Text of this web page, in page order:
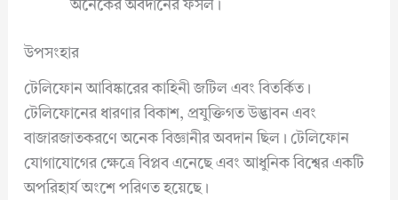
অনেকের অবদানের ফসল।
উপসংহার
টেলিফোন আবিষ্কারের কাহিনী জটিল এবং বিতর্কিত।
টেলিফোনের ধারণার বিকাশ, প্রযুক্তিগত উদ্ভাবন এবং
বাজারজাতকরণে অনেক বিজ্ঞানীর অবদান ছিল। টেলিফোন
যোগাযোগের ক্ষেত্রে বিপ্লব এনেছে এবং আধুনিক বিশ্বের একটি
অপরিহার্য অংশে পরিণত হয়েছে।